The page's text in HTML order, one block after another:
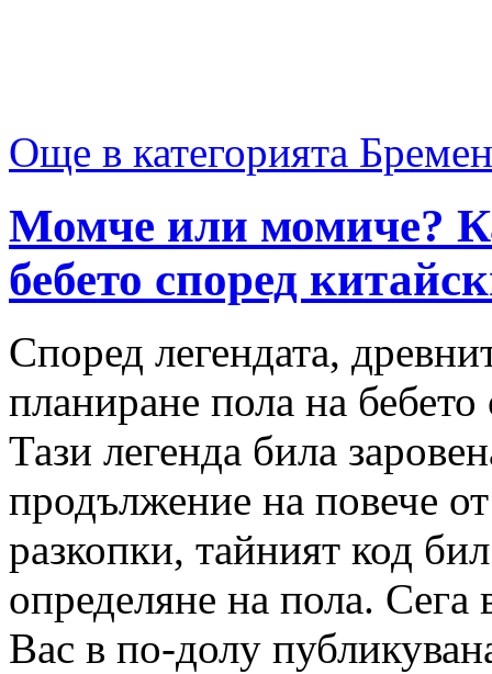
Още в категорията
Момче или момиче?
бебето според
Според легендата,
планиране пола на
Тази легенда била
продължение на повече
разкопки, тайният код
определяне на пола. Сега
Вас в по-долу